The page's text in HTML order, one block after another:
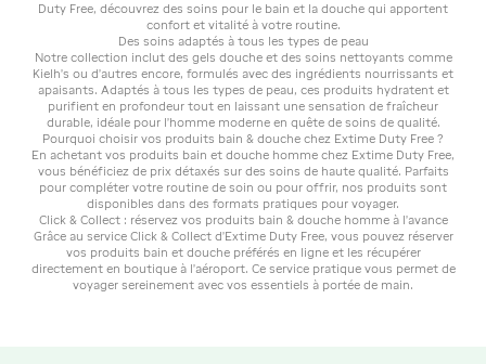
Duty Free, découvrez des soins pour le bain et la douche qui apportent
confort et vitalité à votre routine.
Des soins adaptés à tous les types de peau
Notre collection inclut des gels douche et des soins nettoyants comme
Kielh’s ou d’autres encore, formulés avec des ingrédients nourrissants et
apaisants. Adaptés à tous les types de peau, ces produits hydratent et
purifient en profondeur tout en laissant une sensation de fraîcheur
durable, idéale pour l'homme moderne en quête de soins de qualité.
Pourquoi choisir vos produits bain & douche chez Extime Duty Free ?
En achetant vos produits bain et douche homme chez Extime Duty Free,
vous bénéficiez de prix détaxés sur des soins de haute qualité. Parfaits
pour compléter votre routine de soin ou pour offrir, nos produits sont
disponibles dans des formats pratiques pour voyager.
Click & Collect : réservez vos produits bain & douche homme à l’avance
Grâce au service Click & Collect d’Extime Duty Free, vous pouvez réserver
vos produits bain et douche préférés en ligne et les récupérer
directement en boutique à l’aéroport. Ce service pratique vous permet de
voyager sereinement avec vos essentiels à portée de main.